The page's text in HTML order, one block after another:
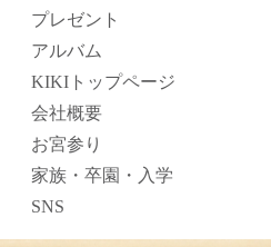
プレゼント
アルバム
KIKIトップページ
会社概要
お宮参り
家族・卒園・入学
SNS